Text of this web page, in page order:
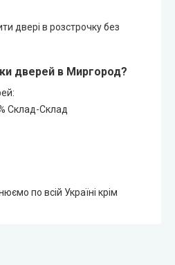
двері в розстрочку без
дверей в Миргород?
Склад-Склад
по всій Україні крім